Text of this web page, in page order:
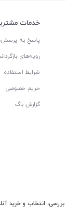
خدمات
پاسخ به
رویه‌های
شرایط استفاده
حریم خصوصی
گزارش باگ
انتخاب و خرید